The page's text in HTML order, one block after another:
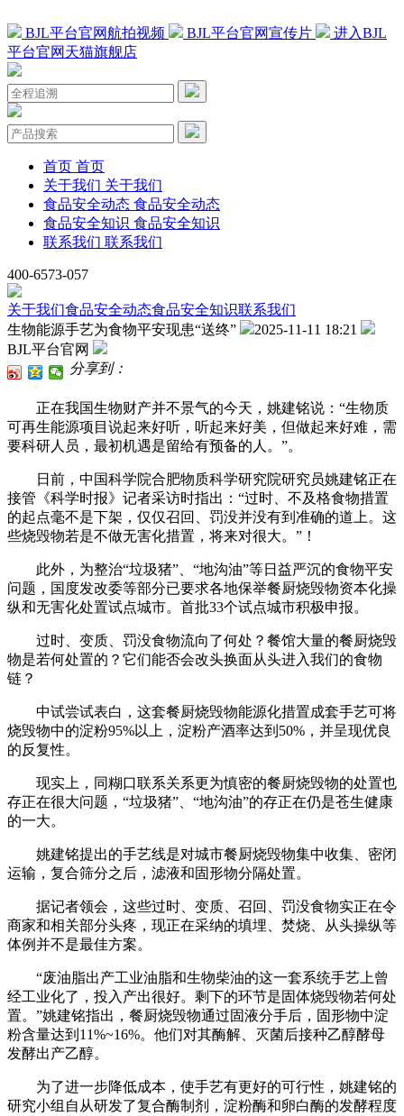
BJL平台官网航拍视频 BJL平台官网宣传片
进入BJL
平台官网天猫旗舰店
首页 首页
关于我们 关于我们
食品安全动态 食品安全动态
食品安全知识 食品安全知识
联系我们 联系我们
400-6573-057
关于我们食品安全动态食品安全知识联系我们
生物能源手艺为食物平安现患“送终”
2025-11-11 18:21
BJL平台官网
分享到：
正在我国生物财产并不景气的今天，姚建铭说：“生物质
可再生能源项目说起来好听，听起来好美，但做起来好难，需
要科研人员，最初机遇是留给有预备的人。”。
日前，中国科学院合肥物质科学研究院研究员姚建铭正在
接管《科学时报》记者采访时指出：“过时、不及格食物措置
的起点毫不是下架，仅仅召回、罚没并没有到准确的道上。这
些烧毁物若是不做无害化措置，将来对很大。”！
此外，为整治“垃圾猪”、“地沟油”等日益严沉的食物平安
问题，国度发改委等部分已要求各地保举餐厨烧毁物资本化操
纵和无害化处置试点城市。首批33个试点城市积极申报。
过时、变质、罚没食物流向了何处？餐馆大量的餐厨烧毁
物是若何处置的？它们能否会改头换面从头进入我们的食物
链？
中试尝试表白，这套餐厨烧毁物能源化措置成套手艺可将
烧毁物中的淀粉95%以上，淀粉产酒率达到50%，并呈现优良
的反复性。
现实上，同糊口联系关系更为慎密的餐厨烧毁物的处置也
存正在很大问题，“垃圾猪”、“地沟油”的存正在仍是苍生健康
的一大。
姚建铭提出的手艺线是对城市餐厨烧毁物集中收集、密闭
运输，复合筛分之后，滤液和固形物分隔处置。
据记者领会，这些过时、变质、召回、罚没食物实正在令
商家和相关部分头疼，现正在采纳的填埋、焚烧、从头操纵等
体例并不是最佳方案。
“废油脂出产工业油脂和生物柴油的这一套系统手艺上曾
经工业化了，投入产出很好。剩下的环节是固体烧毁物若何处
置。”姚建铭指出，餐厨烧毁物通过固液分手后，固形物中淀
粉含量达到11%~16%。他们对其酶解、灭菌后接种乙醇酵母
发酵出产乙醇。
为了进一步降低成本，使手艺有更好的可行性，姚建铭的
研究小组自从研发了复合酶制剂，淀粉酶和卵白酶的发酵程度